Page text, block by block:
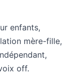
enfants,
mère-fille,
off.